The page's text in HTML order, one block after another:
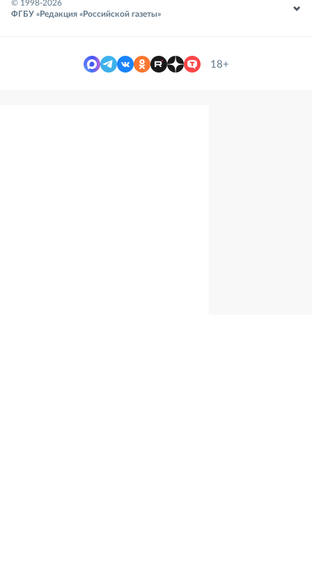
© 1998-2026
ФГБУ «Редакция «Российской газеты»
18+